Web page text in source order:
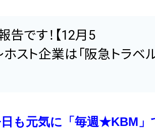
告です！【12月5
「阪急トラベル
日も元気に「毎週★KBM」